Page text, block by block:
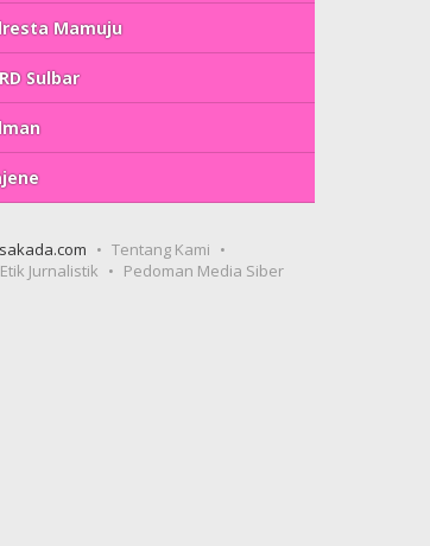
Mamuju
Sulbar
Tentang Kami
Jurnalistik
Pedoman Media Siber